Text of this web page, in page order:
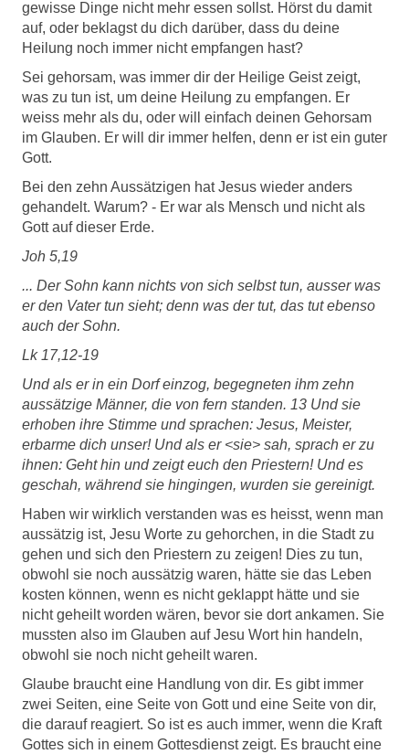
gewisse Dinge nicht mehr essen sollst. Hörst du damit
auf, oder beklagst du dich darüber, dass du deine
Heilung noch immer nicht empfangen hast?
Sei gehorsam, was immer dir der Heilige Geist zeigt,
was zu tun ist, um deine Heilung zu empfangen. Er
weiss mehr als du, oder will einfach deinen Gehorsam
im Glauben. Er will dir immer helfen, denn er ist ein guter
Gott.
Bei den zehn Aussätzigen hat Jesus wieder anders
gehandelt. Warum? - Er war als Mensch und nicht als
Gott auf dieser Erde.
Joh 5,19
... Der Sohn kann nichts von sich selbst tun, ausser was
er den Vater tun sieht; denn was der tut, das tut ebenso
auch der Sohn.
Lk 17,12-19
Und als er in ein Dorf einzog, begegneten ihm zehn
aussätzige Männer, die von fern standen. 13 Und sie
erhoben ihre Stimme und sprachen: Jesus, Meister,
erbarme dich unser! Und als er <sie> sah, sprach er zu
ihnen: Geht hin und zeigt euch den Priestern! Und es
geschah, während sie hingingen, wurden sie gereinigt.
Haben wir wirklich verstanden was es heisst, wenn man
aussätzig ist, Jesu Worte zu gehorchen, in die Stadt zu
gehen und sich den Priestern zu zeigen! Dies zu tun,
obwohl sie noch aussätzig waren, hätte sie das Leben
kosten können, wenn es nicht geklappt hätte und sie
nicht geheilt worden wären, bevor sie dort ankamen. Sie
mussten also im Glauben auf Jesu Wort hin handeln,
obwohl sie noch nicht geheilt waren.
Glaube braucht eine Handlung von dir. Es gibt immer
zwei Seiten, eine Seite von Gott und eine Seite von dir,
die darauf reagiert. So ist es auch immer, wenn die Kraft
Gottes sich in einem Gottesdienst zeigt. Es braucht eine